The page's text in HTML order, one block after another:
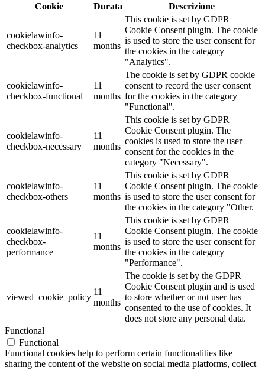
Cookie
Durata Descrizione
cookielawinfo-
checkbox-analytics
11
months
This cookie is set by GDPR
Cookie Consent plugin. The cookie
is used to store the user consent for
the cookies in the category
"Analytics".
cookielawinfo-
checkbox-functional
11
months
The cookie is set by GDPR cookie
consent to record the user consent
for the cookies in the category
"Functional".
cookielawinfo-
checkbox-necessary
11
months
This cookie is set by GDPR
Cookie Consent plugin. The
cookies is used to store the user
consent for the cookies in the
category "Necessary".
cookielawinfo-
checkbox-others
11
months
This cookie is set by GDPR
Cookie Consent plugin. The cookie
is used to store the user consent for
the cookies in the category "Other.
cookielawinfo-
checkbox-
performance
11
months
This cookie is set by GDPR
Cookie Consent plugin. The cookie
is used to store the user consent for
the cookies in the category
"Performance".
viewed_cookie_policy
11
months
The cookie is set by the GDPR
Cookie Consent plugin and is used
to store whether or not user has
consented to the use of cookies. It
does not store any personal data.
Functional
Functional
Functional cookies help to perform certain functionalities like
sharing the content of the website on social media platforms, collect